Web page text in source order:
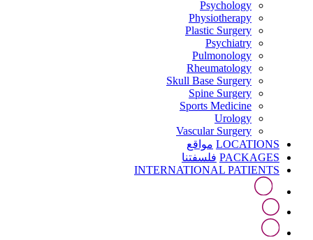
Psychology
Physiotherapy
Plastic Surgery
Psychiatry
Pulmonology
Rheumatology
Skull Base Surgery
Spine Surgery
Sports Medicine
Urology
Vascular Surgery
LOCATIONS مواقع
PACKAGES فلسفتنا
INTERNATIONAL PATIENTS